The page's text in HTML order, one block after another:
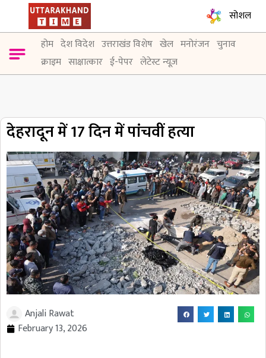
सोशल
होम देश विदेश उत्तराखंड विशेष खेल मनोरंजन चुनाव
क्राइम साक्षात्कार ई-पेपर लेटेस्ट न्यूज़
देहरादून में 17 दिन में पांचवीं हत्या
Anjali Rawat
February 13, 2026